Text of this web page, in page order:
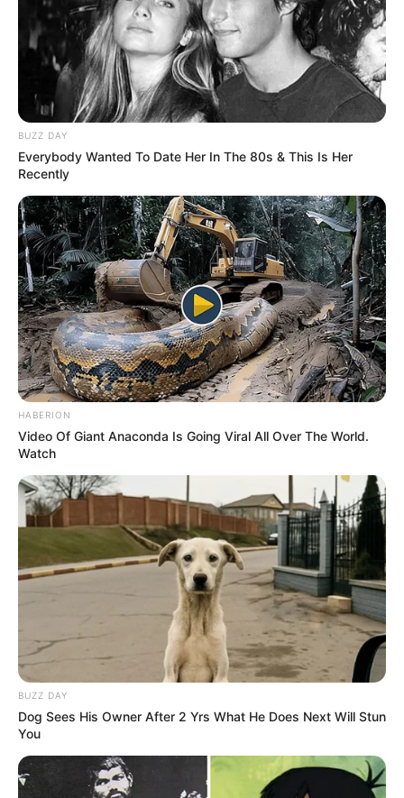
BUZZ DAY
Everybody Wanted To Date Her In The 80s & This Is Her
Recently
HABERION
Video Of Giant Anaconda Is Going Viral All Over The World.
Watch
BUZZ DAY
Dog Sees His Owner After 2 Yrs What He Does Next Will Stun
You